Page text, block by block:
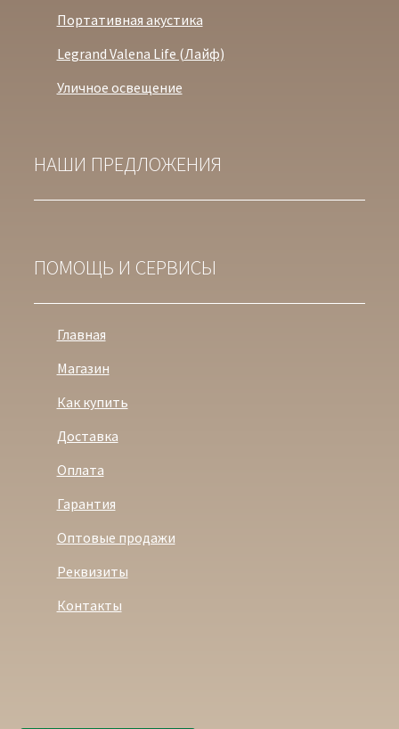
Портативная акустика
Legrand Valena Life (Лайф)
Уличное освещение
НАШИ ПРЕДЛОЖЕНИЯ
ПОМОЩЬ И СЕРВИСЫ
Главная
Магазин
Как купить
Доставка
Оплата
Гарантия
Оптовые продажи
Реквизиты
Контакты